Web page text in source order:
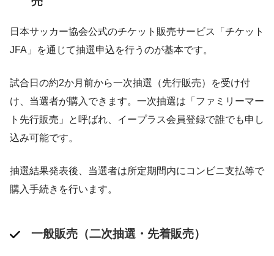
日本サッカー協会公式のチケット販売サービス「チケット
JFA」を通じて抽選申込を行うのが基本です​。
試合日の約2か月前から一次抽選（先行販売）を受け付
け、当選者が購入できます。一次抽選は「ファミリーマー
ト先行販売」と呼ばれ、イープラス会員登録で誰でも申し
込み可能です​。
抽選結果発表後、当選者は所定期間内にコンビニ支払等で
購入手続きを行います。
一般販売（二次抽選・先着販売）